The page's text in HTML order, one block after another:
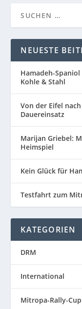
NEUESTE
Hamadeh-
Kohle & Stahl
Von der Eifel
Dauereinsatz
Marijan Griebel:
Heimspiel
Kein Glück für
Testfahrt zum
KATEGORIEN
DRM
International
Mitropa-Rally-Cup